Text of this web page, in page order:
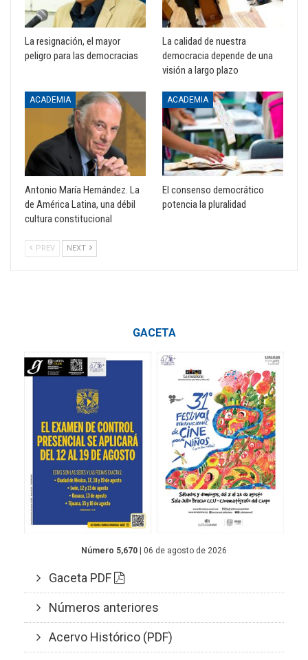
La resignación, el mayor
peligro para las democracias
La calidad de nuestra
democracia depende de una
visión a largo plazo
ACADEMIA
Antonio María Hernández. La
de América Latina, una débil
cultura constitucional
ACADEMIA
El consenso democrático
potencia la pluralidad
PREV NEXT
GACETA
Número 5,670 | 06 de agosto de 2026
Gaceta PDF
Números anteriores
Acervo Histórico (PDF)